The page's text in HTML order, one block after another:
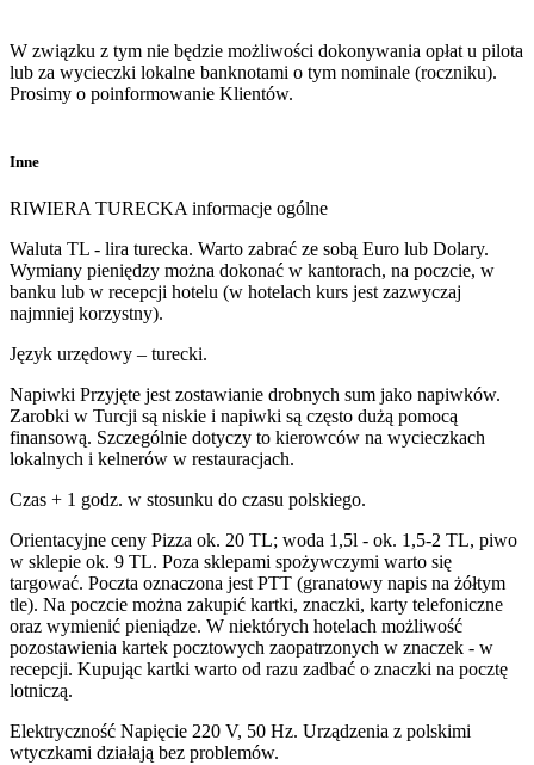
W związku z tym nie będzie możliwości dokonywania opłat u pilota
lub za wycieczki lokalne banknotami o tym nominale (roczniku).
Prosimy o poinformowanie Klientów.
Inne
RIWIERA TURECKA informacje ogólne
Waluta TL - lira turecka. Warto zabrać ze sobą Euro lub Dolary.
Wymiany pieniędzy można dokonać w kantorach, na poczcie, w
banku lub w recepcji hotelu (w hotelach kurs jest zazwyczaj
najmniej korzystny).
Język urzędowy – turecki.
Napiwki Przyjęte jest zostawianie drobnych sum jako napiwków.
Zarobki w Turcji są niskie i napiwki są często dużą pomocą
finansową. Szczególnie dotyczy to kierowców na wycieczkach
lokalnych i kelnerów w restauracjach.
Czas + 1 godz. w stosunku do czasu polskiego.
Orientacyjne ceny Pizza ok. 20 TL; woda 1,5l - ok. 1,5-2 TL, piwo
w sklepie ok. 9 TL. Poza sklepami spożywczymi warto się
targować. Poczta oznaczona jest PTT (granatowy napis na żółtym
tle). Na poczcie można zakupić kartki, znaczki, karty telefoniczne
oraz wymienić pieniądze. W niektórych hotelach możliwość
pozostawienia kartek pocztowych zaopatrzonych w znaczek - w
recepcji. Kupując kartki warto od razu zadbać o znaczki na pocztę
lotniczą.
Elektryczność Napięcie 220 V, 50 Hz. Urządzenia z polskimi
wtyczkami działają bez problemów.